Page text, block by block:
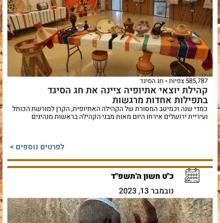
585,787 צפיות חג הסיגד
קהילת יוצאי אתיופיה ציינה את חג הסיגד
בתפילות אחדות מרגשות
כמדי שנה וכמיטב המסורת של הקהילה האתיופית, הקרן למורשת הכותל
ועיריית ירושלים אירחו היום מאות מבני הקהילה בראשות מנהיגים
לפרטים נוספים >
כ"ט חשון ה'תשפ"ד
נובמבר 13, 2023